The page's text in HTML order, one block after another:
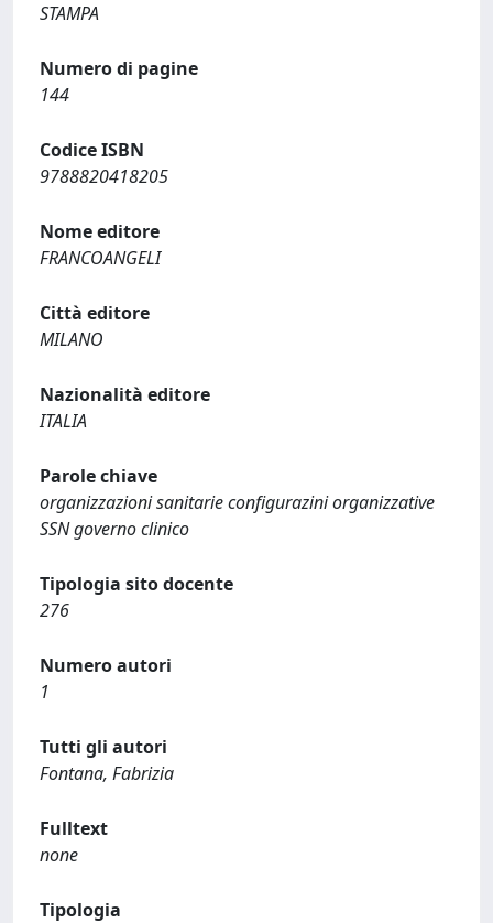
STAMPA
Numero di pagine
144
Codice ISBN
9788820418205
Nome editore
FRANCOANGELI
Città editore
MILANO
Nazionalità editore
ITALIA
Parole chiave
organizzazioni sanitarie configurazini organizzative
SSN governo clinico
Tipologia sito docente
276
Numero autori
1
Tutti gli autori
Fontana, Fabrizia
Fulltext
none
Tipologia